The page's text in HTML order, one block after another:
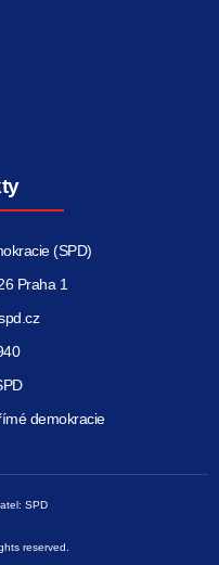
(SPD)
Praha 1
demokracie
SPD
reserved.